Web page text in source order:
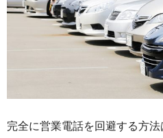
完全に営業電話を回避する方